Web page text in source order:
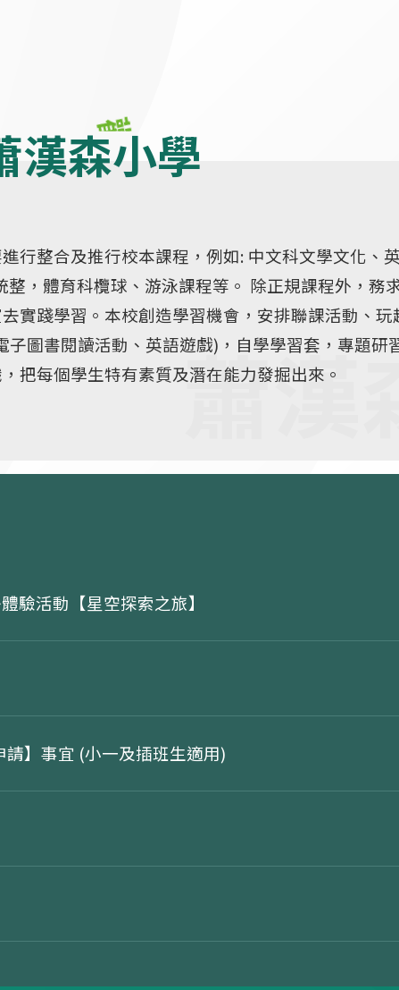
漢森小學
行整合及推行校本課程，例如: 中文科文學文化、
，體育科欖球、游泳課程等。 除正規課程外，務
實踐學習。本校創造學習機會，安排聯課活動、玩
圖書閱讀活動、英語遊戲)，自學學習套，專題研
把每個學生特有素質及潛在能力發掘出來。
驗活動【星空探索之旅】
】事宜 (小一及插班生適用)